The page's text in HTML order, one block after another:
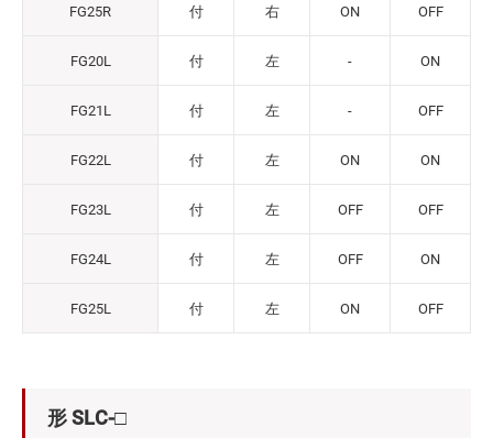
FG25R 付 右 ON OFF
FG20L 付 左 - ON
FG21L 付 左 - OFF
FG22L 付 左 ON ON
FG23L 付 左 OFF OFF
FG24L 付 左 OFF ON
FG25L 付 左 ON OFF
形 SLC-□